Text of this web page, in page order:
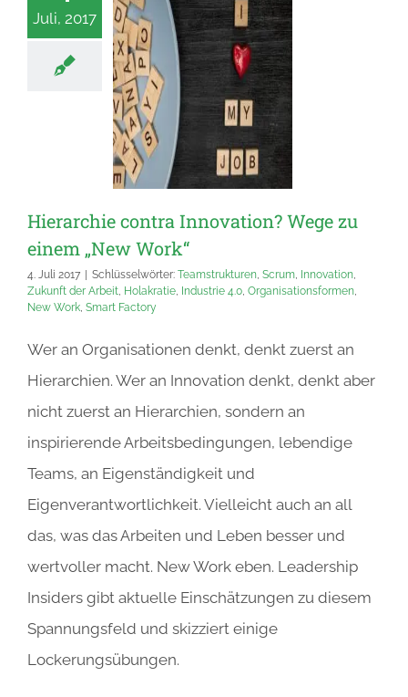
Juli, 2017
Hierarchie contra Innovation? Wege zu
einem „New Work“
4. Juli 2017 Schlüsselwörter: Teamstrukturen, Scrum, Innovation,
Zukunft der Arbeit, Holakratie, Industrie 4.0, Organisationsformen,
New Work, Smart Factory
Wer an Organisationen denkt, denkt zuerst an
Hierarchien. Wer an Innovation denkt, denkt aber
nicht zuerst an Hierarchien, sondern an
inspirierende Arbeitsbedingungen, lebendige
Teams, an Eigenständigkeit und
Eigenverantwortlichkeit. Vielleicht auch an all
das, was das Arbeiten und Leben besser und
wertvoller macht. New Work eben. Leadership
Insiders gibt aktuelle Einschätzungen zu diesem
Spannungsfeld und skizziert einige
Lockerungsübungen.